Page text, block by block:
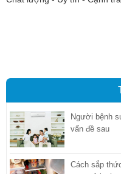
Người bệnh
vấn đề sau
Cách sắp